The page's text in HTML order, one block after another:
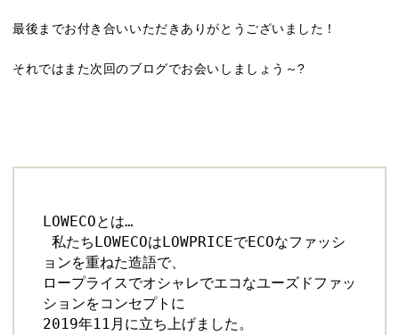
最後までお付き合いいただきありがとうございました！
それではまた次回のブログでお会いしましょう～?
LOWECOとは…
ョンを重ねた造語で、
ロープライスでオシャレでエコなユーズドファッ
ションをコンセプトに
2019年11月に立ち上げました。